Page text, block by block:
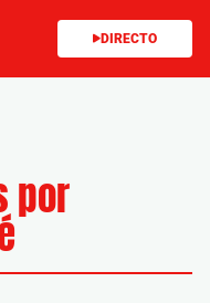
DIRECTO
por